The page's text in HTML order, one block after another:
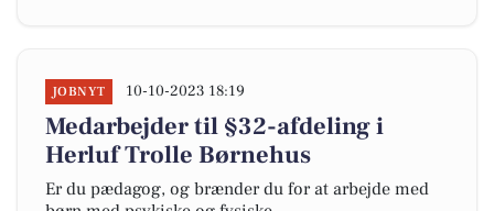
JOBNYT 10-10-2023 18:19
Medarbejder til §32-afdeling i
Herluf Trolle Børnehus
Er du pædagog, og brænder du for at arbejde med